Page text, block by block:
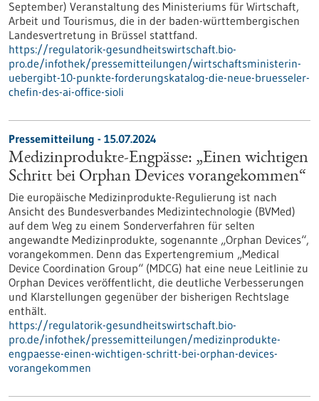
September) Veranstaltung des Ministeriums für Wirtschaft,
Arbeit und Tourismus, die in der baden-württembergischen
Landesvertretung in Brüssel stattfand.
https://regulatorik-gesundheitswirtschaft.bio-
pro.de/infothek/pressemitteilungen/wirtschaftsministerin-
uebergibt-10-punkte-forderungskatalog-die-neue-bruesseler-
chefin-des-ai-office-sioli
Pressemitteilung - 15.07.2024
Medizinprodukte-Engpässe: „Einen wichtigen
Schritt bei Orphan Devices vorangekommen“
Die europäische Medizinprodukte-Regulierung ist nach
Ansicht des Bundesverbandes Medizintechnologie (BVMed)
auf dem Weg zu einem Sonderverfahren für selten
angewandte Medizinprodukte, sogenannte „Orphan Devices“,
vorangekommen. Denn das Expertengremium „Medical
Device Coordination Group“ (MDCG) hat eine neue Leitlinie zu
Orphan Devices veröffentlicht, die deutliche Verbesserungen
und Klarstellungen gegenüber der bisherigen Rechtslage
enthält.
https://regulatorik-gesundheitswirtschaft.bio-
pro.de/infothek/pressemitteilungen/medizinprodukte-
engpaesse-einen-wichtigen-schritt-bei-orphan-devices-
vorangekommen